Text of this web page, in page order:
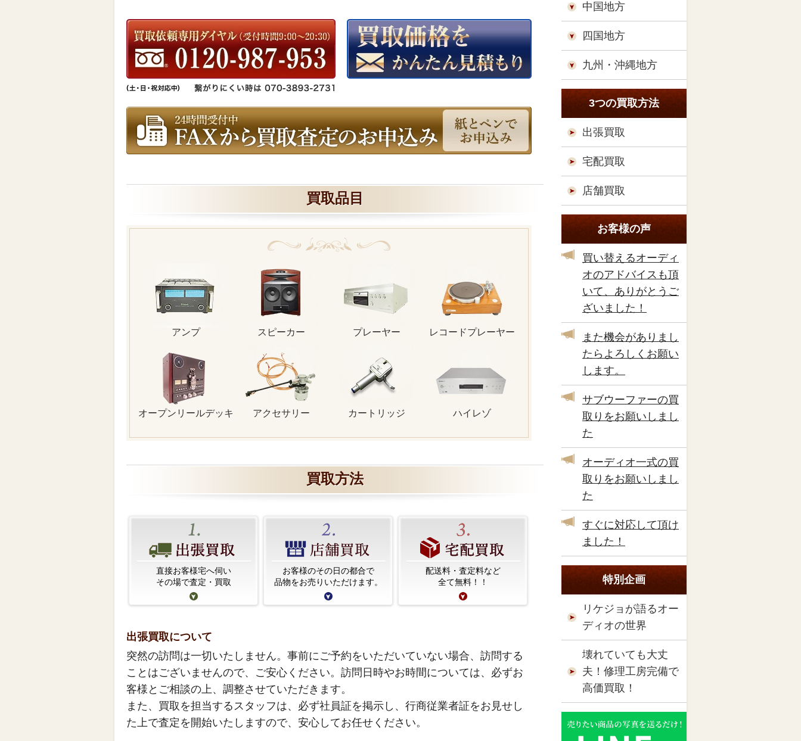
買取品目
アンプ スピーカー プレーヤー レコードプレーヤー
オープンリールデッキ アクセサリー カートリッジ ハイレゾ
買取方法
直接お客様宅へ伺い
その場で査定・買取
お客様のその日の都合で
品物をお売りいただけます。
配送料・査定料など
全て無料！！
出張買取について
突然の訪問は一切いたしません。事前にご予約をいただいていない場合、訪問する
ことはございませんので、ご安心ください。訪問日時やお時間については、必ずお
客様とご相談の上、調整させていただきます。
また、買取を担当するスタッフは、必ず社員証を掲示し、行商従業者証をお見せし
た上で査定を開始いたしますので、安心してお任せください。
中国地方
四国地方
九州・沖縄地方
3つの買取方法
出張買取
宅配買取
店舗買取
お客様の声
買い替えるオーディ
オのアドバイスも頂
いて、ありがとうご
ざいました！
また機会がありまし
たらよろしくお願い
します。
サブウーファーの買
取りをお願いしまし
た
オーディオ一式の買
取りをお願いしまし
た
すぐに対応して頂け
ました！
特別企画
リケジョが語るオー
ディオの世界
壊れていても大丈
夫！修理工房完備で
高価買取！